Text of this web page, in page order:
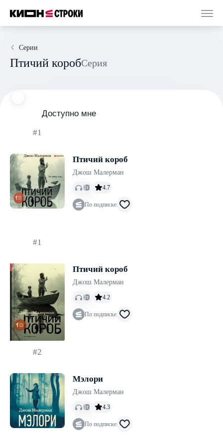
Серии
Птичий короб Серия
Доступно мне
#1
Птичий короб
Джош Малерман
4.7
По подписке
#1
Птичий короб
Джош Малерман
4.2
По подписке
#2
Мэлори
Джош Малерман
4.3
По подписке